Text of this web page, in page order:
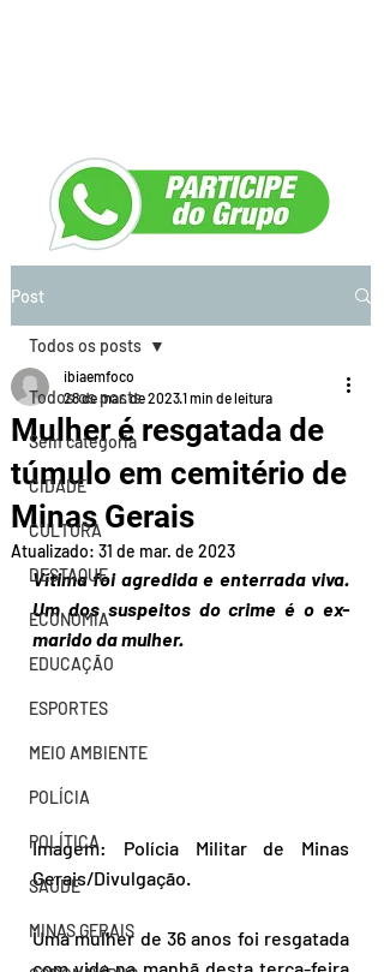
Post
Todos os posts
Sem categoria
CIDADE
CULTURA
DESTAQUE
ECONOMIA
EDUCAÇÃO
ESPORTES
MEIO AMBIENTE
POLÍCIA
POLÍTICA
SAÚDE
MINAS GERAIS
Todos os posts
Mulher é resgatada de
túmulo em cemitério de
Minas Gerais
ibiaemfoco
28 de mar. de 20231 min de leitura
Atualizado: 31 de mar. de 2023
Vítima foi agredida e enterrada viva.
Um dos suspeitos do crime é o ex-
marido da mulher.
Imagem: Polícia Militar de Minas
Gerais/Divulgação.
Uma mulher de 36 anos foi resgatada
com vida na manhã desta terça-feira